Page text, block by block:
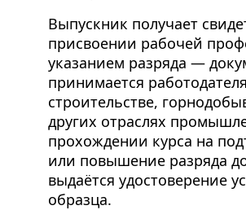
Выпускник получает
присвоении рабочей
указанием разряда —
принимается
строительстве,
других отраслях
прохождении курса на
или повышение разряда
выдаётся удостоверение
образца.